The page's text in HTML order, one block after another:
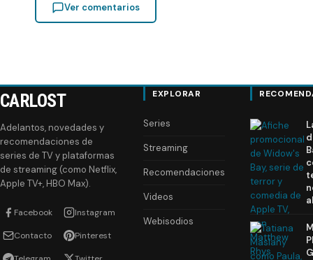
Ver comentarios
CARLOST
Adelantos, novedades y
recomendaciones de
series de TV y plataformas
de streaming (como Netflix,
Apple TV+, HBO Max).
Facebook Instagram
Contacto Pinterest
EXPLORAR
Series
Streaming
Recomendaciones
Videos
Webisodios